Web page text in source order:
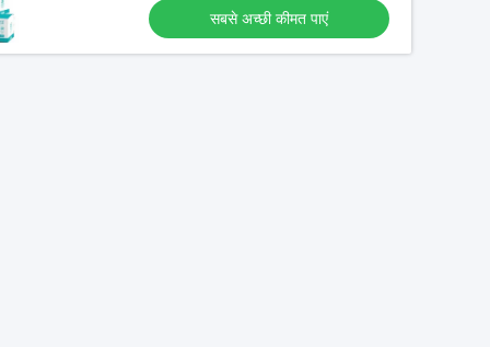
सबसे अच्छी कीमत पाएं